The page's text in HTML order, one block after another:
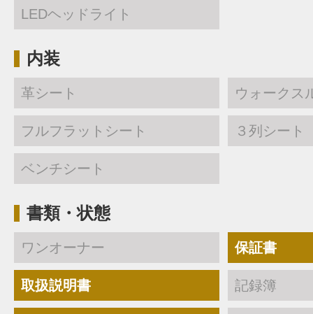
LEDヘッドライト
内装
革シート ウォークス
フルフラットシート ３列シート
ベンチシート
書類・状態
ワンオーナー 保証書
取扱説明書 記録簿